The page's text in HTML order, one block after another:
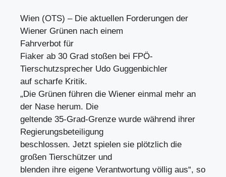
Wien (OTS) – Die aktuellen Forderungen der
Wiener Grünen nach einem
Fahrverbot für
Fiaker ab 30 Grad stoßen bei FPÖ-
Tierschutzsprecher Udo Guggenbichler
auf scharfe Kritik.
„Die Grünen führen die Wiener einmal mehr an
der Nase herum. Die
geltende 35-Grad-Grenze wurde während ihrer
Regierungsbeteiligung
beschlossen. Jetzt spielen sie plötzlich die
großen Tierschützer und
blenden ihre eigene Verantwortung völlig aus“, so